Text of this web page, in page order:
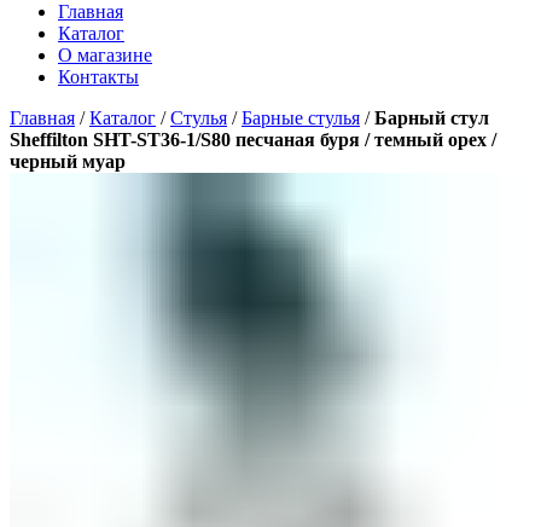
Главная
Каталог
О магазине
Контакты
Главная /Каталог /Стулья /Барные стулья /Барный стул
Sheffilton SHT-ST36-1/S80 песчаная буря / темный орех /
черный муар